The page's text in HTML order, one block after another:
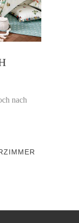
nach